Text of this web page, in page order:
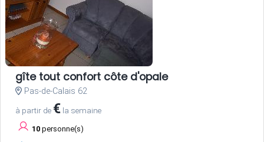
gîte tout confort côte d'opale
Pas-de-Calais 62
à partir de € la semaine
10 personne(s)